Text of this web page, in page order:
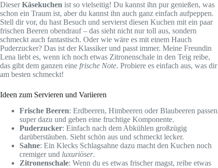
DieserKäsekuchen ist so vielseitig! Du kannst ihn pur genießen, was
schon ein Traum ist, aber du kannst ihn auch ganz einfach aufpeppen.
Stell dir vor, du hast Besuch und servierst diesen Kuchen mit ein paar
frischen Beeren obendrauf – das sieht nicht nur toll aus, sondern
schmeckt auch fantastisch. Oder wie wäre es mit einem Hauch
Puderzucker? Das ist der Klassiker und passt immer. Meine Freundin
Lena liebt es, wenn ich noch etwas Zitronenschale in den Teig reibe,
das gibt dem ganzen eine frische Note. Probiere es einfach aus, was dir
am besten schmeckt!
Ideen zum Servieren und Variieren
Frische Beeren: Erdbeeren, Himbeeren oder Blaubeeren passen
super dazu und geben eine fruchtige Komponente.
Puderzucker: Einfach nach dem Abkühlen großzügig
darüberstäuben. Sieht schön aus und schmeckt lecker.
Sahne: Ein Klecks Schlagsahne dazu macht den Kuchen noch
cremiger und luxuriöser.
Zitronenschale: Wenn du es etwas frischer magst, reibe etwas